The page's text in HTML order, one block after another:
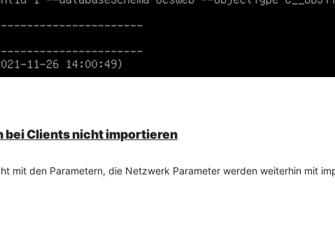
bei Clients nicht importieren
mit den Parametern, die Netzwerk Parameter werden weiterhin mit